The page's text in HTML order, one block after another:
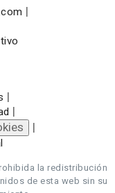
|
|
|
|
la redistribución
de esta web sin su